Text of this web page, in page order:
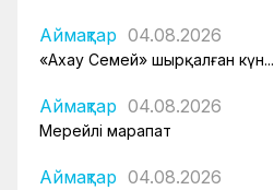
Аймақтар 04.08.2026
«Ахау Семей» шырқалған күн...
Аймақтар 04.08.2026
Мерейлі марапат
Аймақтар 04.08.2026